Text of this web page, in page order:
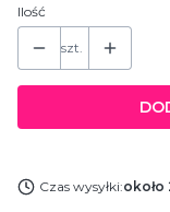
Ilość
szt.
Czas wysyłki: